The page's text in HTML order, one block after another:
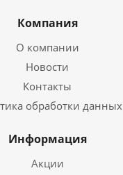
Компания
О компании
Новости
Контакты
обработки данных
Информация
Акции